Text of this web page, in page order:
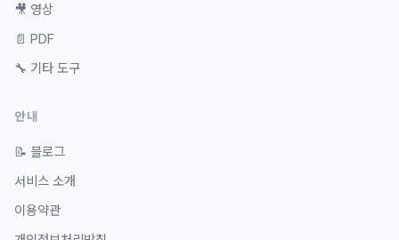
🎥 영상
📄 PDF
🔧 기타 도구
안내
📝 블로그
서비스 소개
이용약관